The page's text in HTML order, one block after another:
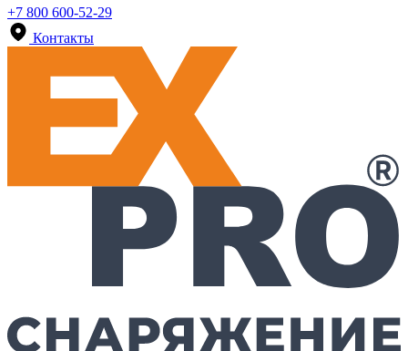
+7 800 600-52-29
Контакты